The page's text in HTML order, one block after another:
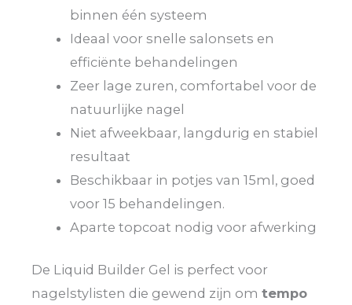
binnen één systeem
Ideaal voor snelle salonsets en
efficiënte behandelingen
Zeer lage zuren, comfortabel voor de
natuurlijke nagel
Niet afweekbaar, langdurig en stabiel
resultaat
Beschikbaar in potjes van 15ml, goed
voor 15 behandelingen.
Aparte topcoat nodig voor afwerking
De Liquid Builder Gel is perfect voor
nagelstylisten die gewend zijn om tempo